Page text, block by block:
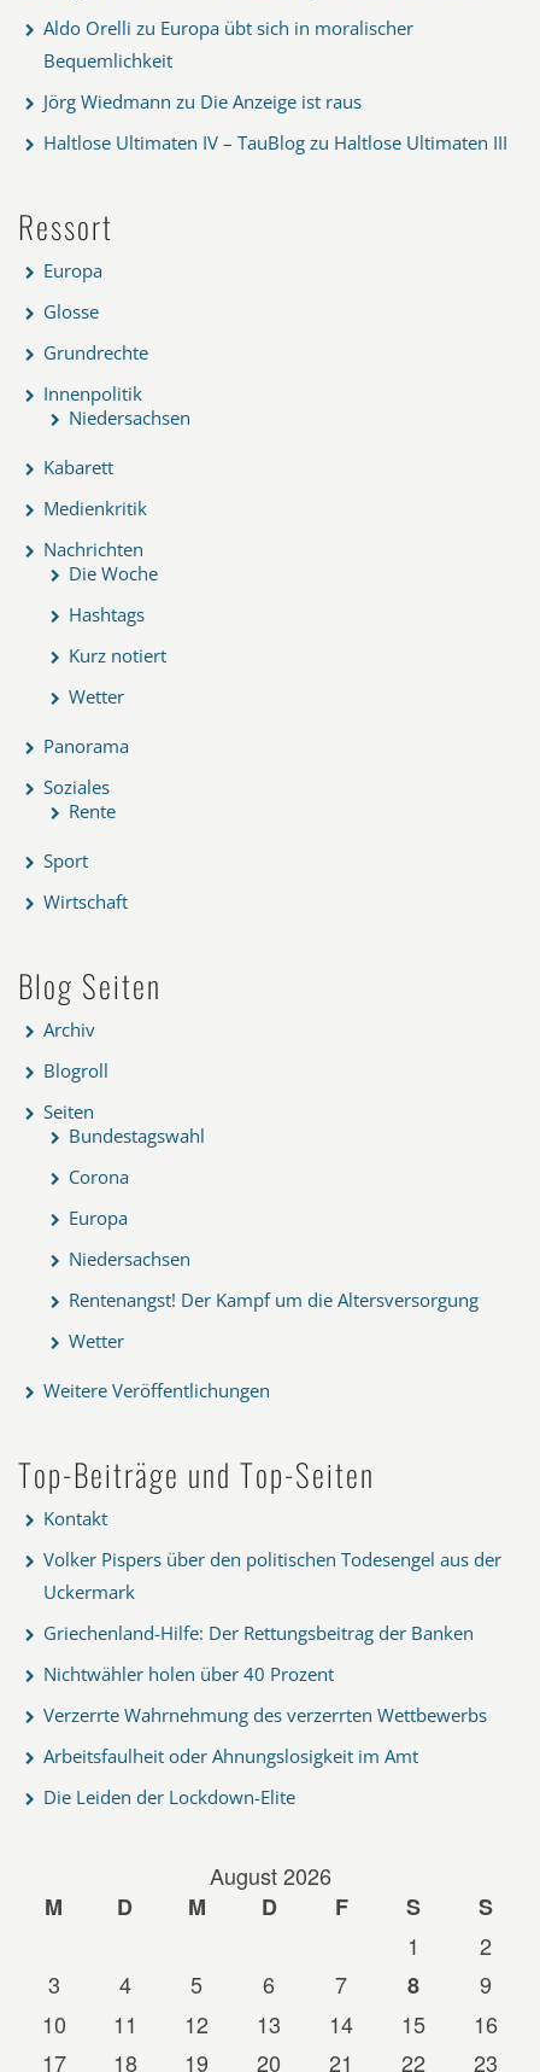
Aldo Orelli zu Europa übt sich in moralischer
Bequemlichkeit
Jörg Wiedmann zu Die Anzeige ist raus
Haltlose Ultimaten IV – TauBlog zu Haltlose Ultimaten III
Ressort
Europa
Glosse
Grundrechte
Innenpolitik
Niedersachsen
Kabarett
Medienkritik
Nachrichten
Die Woche
Hashtags
Kurz notiert
Wetter
Panorama
Soziales
Rente
Sport
Wirtschaft
Blog Seiten
Archiv
Blogroll
Seiten
Bundestagswahl
Corona
Europa
Niedersachsen
Rentenangst! Der Kampf um die Altersversorgung
Wetter
Weitere Veröffentlichungen
Top-Beiträge und Top-Seiten
Kontakt
Volker Pispers über den politischen Todesengel aus der
Uckermark
Griechenland-Hilfe: Der Rettungsbeitrag der Banken
Nichtwähler holen über 40 Prozent
Verzerrte Wahrnehmung des verzerrten Wettbewerbs
Arbeitsfaulheit oder Ahnungslosigkeit im Amt
Die Leiden der Lockdown-Elite
August 2026
M
D M D F S
S
1
2
3
4 5 6 7 8
9
10
11 12 13 14 15
16
17
18 19 20 21 22 23